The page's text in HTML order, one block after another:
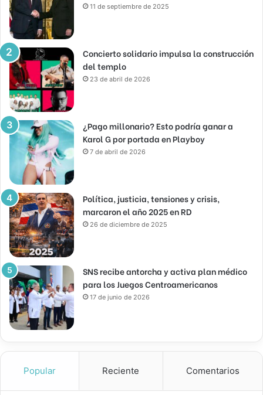
11 de septiembre de 2025
Concierto solidario impulsa la construcción
del templo
23 de abril de 2026
¿Pago millonario? Esto podría ganar a
Karol G por portada en Playboy
7 de abril de 2026
Política, justicia, tensiones y crisis,
marcaron el año 2025 en RD
26 de diciembre de 2025
SNS recibe antorcha y activa plan médico
para los Juegos Centroamericanos
17 de junio de 2026
Popular Reciente Comentarios